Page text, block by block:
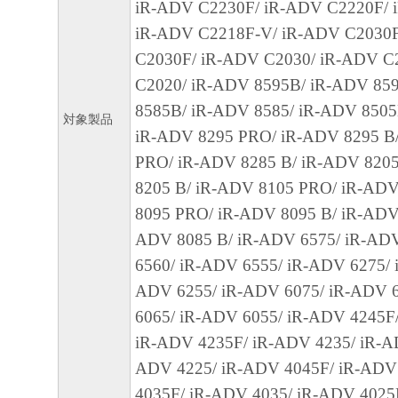
によりキヤノンまたはキヤノンのライセン
４．著作権表示
お客様は、「本ソフトウェア」に含まれる
キヤノンのライセンサーの著作権表示を変
しくは削除してはなりません。
５．保証の否認・免責
(1) 「本ソフトウェア」は、『現状のまま
諾されます。キヤノン、キヤノンのライセ
ンの子会社、キヤノンの関連会社、それら
たは販売店のいずれも、「本ソフトウェア
品性および特定の目的への適合性の保証を
保証も、明示たると黙示たるとを問わず一
対象製品
iR-ADV C2230F/ iR-ADV C2220F/
iR-ADV C2218F-V/ iR-ADV
C2030F/ iR-ADV C2030/ iR-ADV
C2020/ iR-ADV 8595B/ iR-ADV
8585B/ iR-ADV 8585/ iR-ADV
iR-ADV 8295 PRO/ iR-ADV 8295
PRO/ iR-ADV 8285 B/ iR-ADV
8205 B/ iR-ADV 8105 PRO/ iR-
8095 PRO/ iR-ADV 8095 B/ iR-
ADV 8085 B/ iR-ADV 6575/ iR-
6560/ iR-ADV 6555/ iR-ADV 6275/
ADV 6255/ iR-ADV 6075/ iR-ADV
6065/ iR-ADV 6055/ iR-ADV
iR-ADV 4235F/ iR-ADV 4235/ iR-
ADV 4225/ iR-ADV 4045F/ iR-
4035F/ iR-ADV 4035/ iR-ADV